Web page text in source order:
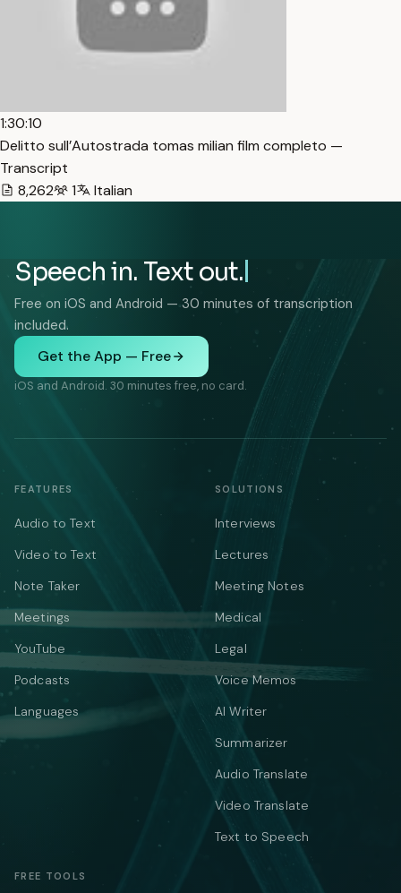
1:30:10
Delitto sull’Autostrada tomas milian film completo —
Transcript
8,262
1 Italian
Speech in. Text out.
Free on iOS and Android — 30 minutes of transcription
included.
Get the App — Free
iOS and Android. 30 minutes free, no card.
FEATURES
Audio to Text
Video to Text
Note Taker
Meetings
YouTube
Podcasts
Languages
SOLUTIONS
Interviews
Lectures
Meeting Notes
Medical
Legal
Voice Memos
AI Writer
Summarizer
Audio Translate
Video Translate
Text to Speech
FREE TOOLS